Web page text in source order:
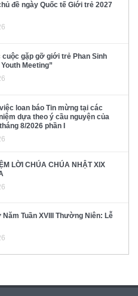
đề ngày Quốc tế Giới trẻ 2027
gặp gỡ giới trẻ Phan Sinh
Meeting”
loan báo Tin mừng tại các
dựa theo ý cầu nguyện của
8/2026 phần I
LỜI CHÚA CHÚA NHẬT XIX
Năm Tuần XVIII Thường Niên: Lễ